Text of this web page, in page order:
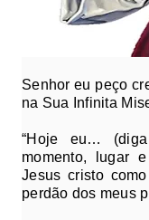
Senhor eu peço
na Sua Infinita
“Hoje eu…
momento, lugar
Jesus cristo
perdão dos meus